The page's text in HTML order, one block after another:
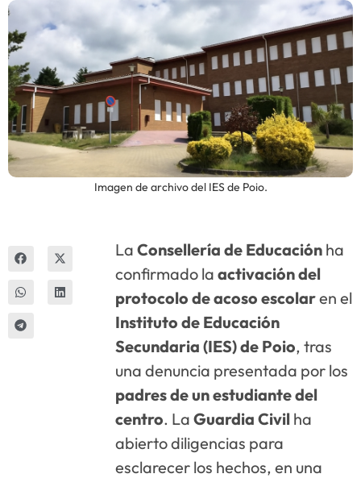
Innova
Imagen de archivo del IES de Poio.
LaConsellería de Educación ha
confirmado laactivación del
protocolo de acoso escolaren el
Instituto de Educación
Secundaria (IES) de Poio, tras
una denuncia presentada por los
padres de un estudiante del
centro. LaGuardia Civil ha
abierto diligencias para
esclarecer los hechos, en una